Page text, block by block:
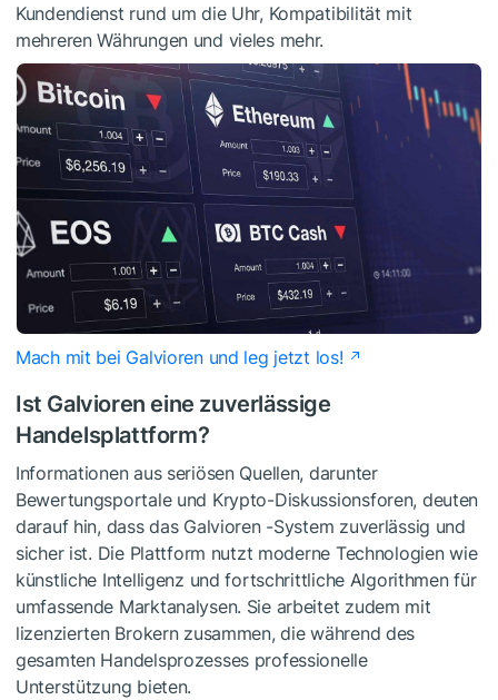
Kundendienst rund um die Uhr, Kompatibilität mit
mehreren Währungen und vieles mehr.
Mach mit bei Galvioren und leg jetzt los!
Ist Galvioren eine zuverlässige
Handelsplattform?
Informationen aus seriösen Quellen, darunter
Bewertungsportale und Krypto-Diskussionsforen, deuten
darauf hin, dass das Galvioren -System zuverlässig und
sicher ist. Die Plattform nutzt moderne Technologien wie
künstliche Intelligenz und fortschrittliche Algorithmen für
umfassende Marktanalysen. Sie arbeitet zudem mit
lizenzierten Brokern zusammen, die während des
gesamten Handelsprozesses professionelle
Unterstützung bieten.